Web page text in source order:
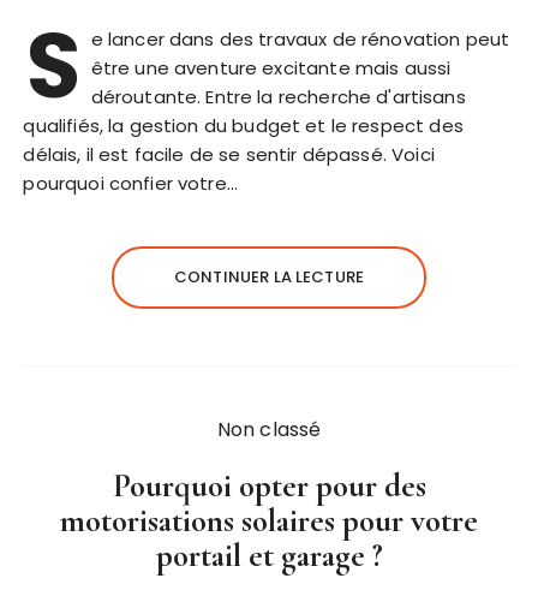
S e lancer dans des travaux de rénovation peut
être une aventure excitante mais aussi
déroutante. Entre la recherche d'artisans
qualifiés, la gestion du budget et le respect des
délais, il est facile de se sentir dépassé. Voici
pourquoi confier votre…
CONTINUER LA LECTURE
Non classé
Pourquoi opter pour des
motorisations solaires pour votre
portail et garage ?